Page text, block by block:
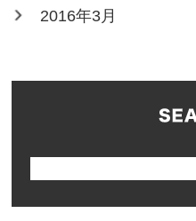
2016年3月